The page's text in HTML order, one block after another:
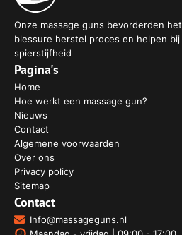
Onze massage guns bevorderden het
blessure herstel proces en helpen bij
spierstijfheid
Pagina's
Home
Hoe werkt een massage gun?
Nieuws
Contact
Algemene voorwaarden
Over ons
Privacy policy
Sitemap
Contact
Info@massageguns.nl